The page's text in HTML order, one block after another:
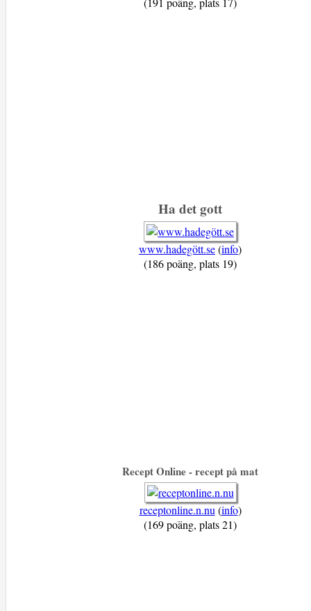
Ha det gott
www.hadegött.se(info)
(186 poäng, plats 19)
Recept Online - recept på mat
receptonline.n.nu (info)
(169 poäng, plats 21)